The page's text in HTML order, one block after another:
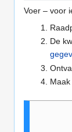
Voer – voor
De